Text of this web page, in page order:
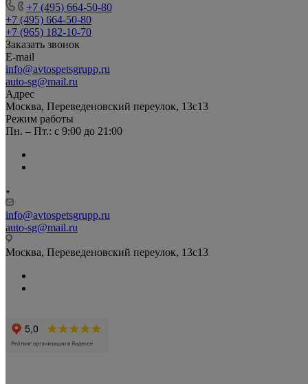
+7 (495) 664-50-80
+7 (495) 664-50-80
+7 (965) 182-10-70
Заказать звонок
E-mail
info@avtospetsgrupp.ru
auto-sg@mail.ru
Адрес
Москва, Переведеновский переулок, 13с13
Режим работы
Пн. – Пт.: с 9:00 до 21:00
info@avtospetsgrupp.ru
auto-sg@mail.ru
Москва, Переведеновский переулок, 13с13